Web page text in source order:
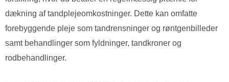
dækning af tandplejeomkostninger. Dette kan omfatte
forebyggende pleje som tandrensninger og røntgenbilleder
samt behandlinger som fyldninger, tandkroner og
rodbehandlinger.